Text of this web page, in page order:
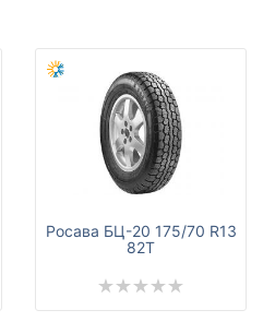
Росава БЦ-20 175/70 R13
82T